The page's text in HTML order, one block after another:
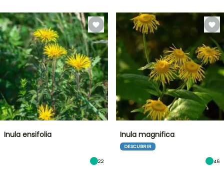
Inula ensifolia
22
Inula magnifica
DESCUBRIR
46